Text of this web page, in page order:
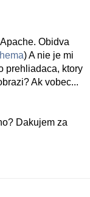
Obidva
) A nie je mi
prehliadaca, ktory
Ak vobec...
Dakujem za